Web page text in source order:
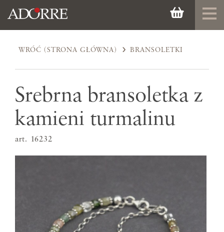
WRÓĆ (STRONA GŁÓWNA) BRANSOLETKI
Srebrna bransoletka z
kamieni turmalinu
art. 16232